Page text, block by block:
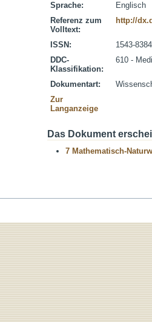
Sprache:
Englisch
Referenz zum
Volltext:
http://
ISSN:
1543-8384
DDC-
Klassifikation:
610 -
Dokumentart:
Zur
Langanzeige
Das Dokument
7 Mathematisch-